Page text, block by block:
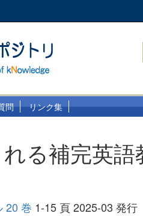
問 リンク集
る補完英語
20 巻 1-15 頁 2025-03 発行